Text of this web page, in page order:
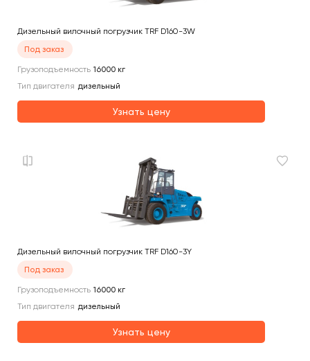
Дизельный вилочный погрузчик TRF D160-3W
Под заказ
Грузоподъемность 16000 кг
Тип двигателя дизельный
Узнать цену
Дизельный вилочный погрузчик TRF D160-3Y
Под заказ
Грузоподъемность 16000 кг
Тип двигателя дизельный
Узнать цену